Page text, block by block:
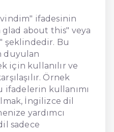
ifadesinin
glad about this" veya
şeklindedir. Bu
duyulan
için kullanılır ve
Örnek
kullanımı
İngilizce dil
yardımcı
sadece